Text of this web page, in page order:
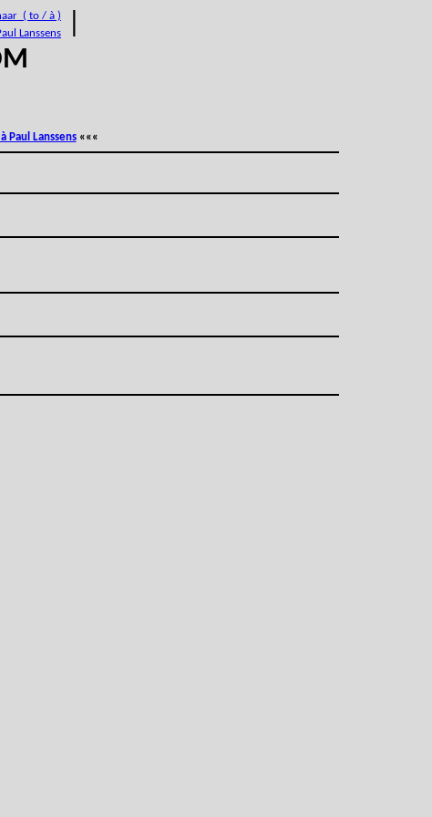
( to / à )
Lanssens
Paul Lanssens«««